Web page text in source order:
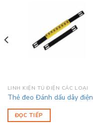
LINH KIỆN TỦ ĐIỆN CÁC LOẠI
Thẻ đeo Đánh dấu dây điện
ĐỌC TIẾP